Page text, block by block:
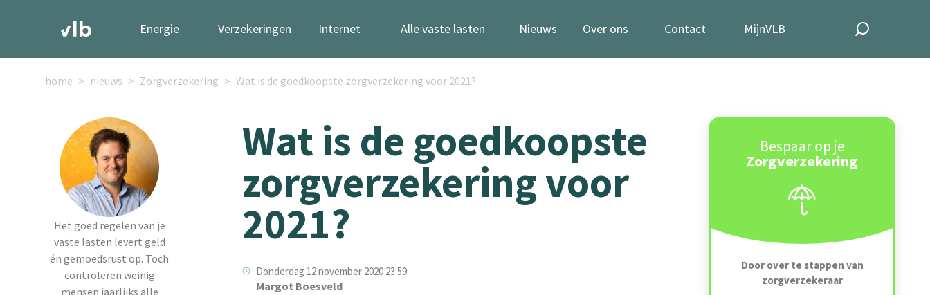
Energie Verzekeringen Internet Alle vaste lasten Nieuws Over ons Contact MijnVLB
home nieuws Zorgverzekering Wat is de goedkoopste zorgverzekering voor 2021?
Het goed regelen van je
vaste lasten levert geld
én gemoedsrust op. Toch
controleren weinig
mensen jaarlijks alle
Bespaar op je
Zorgverzekering
Door over te stappen van
zorgverzekeraar
Wat is de goedkoopste
zorgverzekering voor
2021?
Donderdag 12 november 2020 23:59
Margot Boesveld